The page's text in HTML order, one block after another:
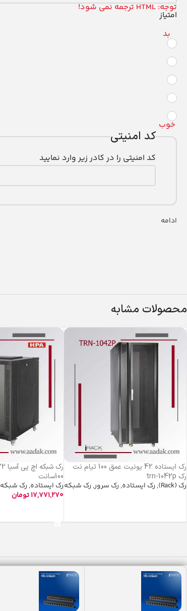
توجه:HTML ترجمه نمی شود!
امتیاز
بد
خوب
کد امنیتی
کد امنیتی را در کادر زیر وارد نمایید
ادامه
محصولات مشابه
رک ایستاده 42 یونیت عمق 100 تیام نت
رک trn-1042p
رک (Rack) ,رک ایستاده,رک سرور,رک شبکه
100سانت
رک ایستاده,رک شبکه
17,771,270تومان